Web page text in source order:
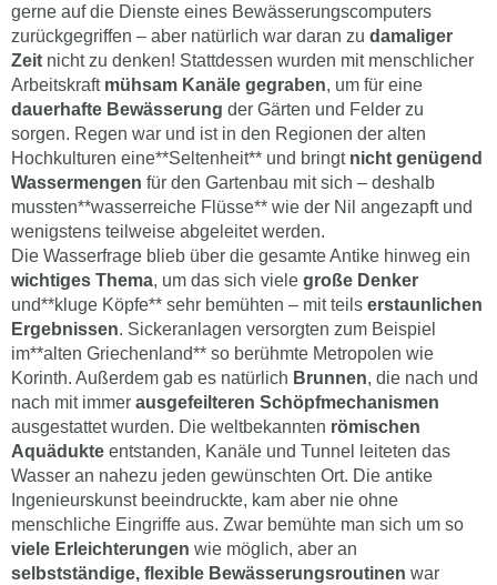
gerne auf die Dienste eines Bewässerungscomputers
zurückgegriffen – aber natürlich war daran zu damaliger
Zeit nicht zu denken! Stattdessen wurden mit menschlicher
Arbeitskraft mühsam Kanäle gegraben, um für eine
dauerhafte Bewässerung der Gärten und Felder zu
sorgen. Regen war und ist in den Regionen der alten
Hochkulturen eine**Seltenheit** und bringt nicht genügend
Wassermengen für den Gartenbau mit sich – deshalb
mussten**wasserreiche Flüsse** wie der Nil angezapft und
wenigstens teilweise abgeleitet werden.
Die Wasserfrage blieb über die gesamte Antike hinweg ein
wichtiges Thema, um das sich viele große Denker
und**kluge Köpfe** sehr bemühten – mit teils erstaunlichen
Ergebnissen. Sickeranlagen versorgten zum Beispiel
im**alten Griechenland** so berühmte Metropolen wie
Korinth. Außerdem gab es natürlich Brunnen, die nach und
nach mit immer ausgefeilteren Schöpfmechanismen
ausgestattet wurden. Die weltbekannten römischen
Aquädukte entstanden, Kanäle und Tunnel leiteten das
Wasser an nahezu jeden gewünschten Ort. Die antike
Ingenieurskunst beeindruckte, kam aber nie ohne
menschliche Eingriffe aus. Zwar bemühte man sich um so
viele Erleichterungen wie möglich, aber an
selbstständige, flexible Bewässerungsroutinen war